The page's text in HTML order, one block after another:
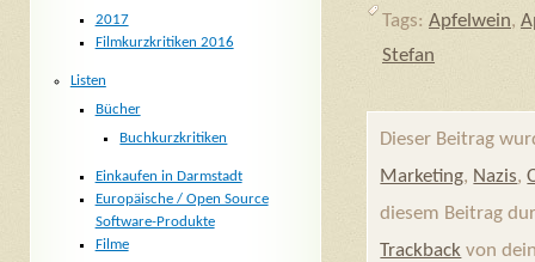
Tags: Apfelwein,
Stefan
Dieser Beitrag
Marketing, Nazis,
diesem Beitrag
Trackback von
2017
Filmkurzkritiken 2016
Listen
Bücher
Buchkurzkritiken
Einkaufen in Darmstadt
Europäische / Open Source
Software-Produkte
Filme